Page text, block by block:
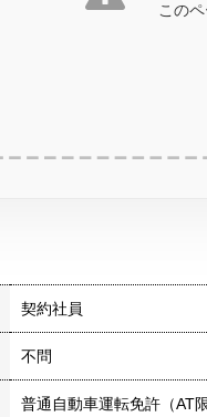
この
契約社員
不問
普通自動車運転免許（AT限